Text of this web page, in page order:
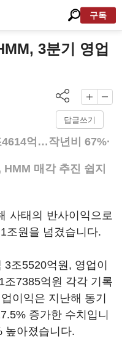
구독
3분기 영업
답글쓰기
억…작년비 67%·
매각 추진 쉽지
사태의 반사이익으로
조원을 넘겼습니다.
조5520억원, 영업이
조7385억원 각각 기록
이익은 지난해 동기
증가한 수치입니
높아졌습니다.